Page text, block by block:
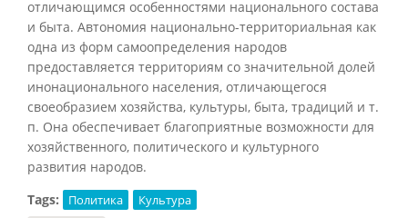
отличающимся особенностями национального состава
и быта. Автономия национально-территориальная как
одна из форм самоопределения народов
предоставляется территориям со значительной долей
инонационального населения, отличающегося
своеобразием хозяйства, культуры, быта, традиций и т.
п. Она обеспечивает благоприятные возможности для
хозяйственного, политического и культурного
развития народов.
Tags:
Политика Культура